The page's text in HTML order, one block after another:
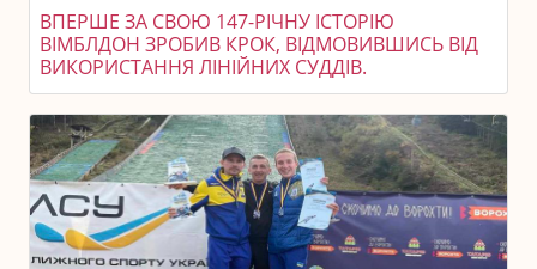
ВПЕРШЕ ЗА СВОЮ 147-РІЧНУ ІСТОРІЮ
ВІМБЛДОН ЗРОБИВ КРОК, ВІДМОВИВШИСЬ ВІД
ВИКОРИСТАННЯ ЛІНІЙНИХ СУДДІВ.